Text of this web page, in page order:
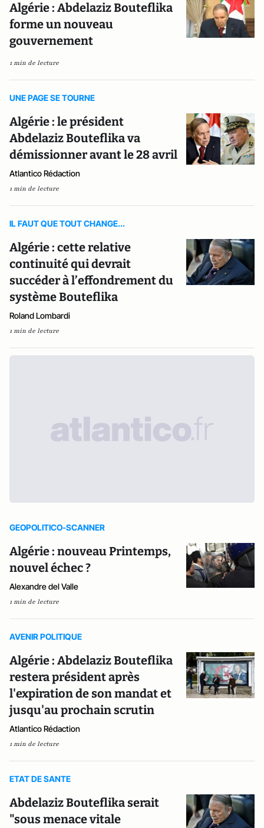
Algérie : Abdelaziz Bouteflika
forme un nouveau
gouvernement
1 min de lecture
UNE PAGE SE TOURNE
Algérie : le président
Abdelaziz Bouteflika va
démissionner avant le 28 avril
Atlantico Rédaction
1 min de lecture
IL FAUT QUE TOUT CHANGE...
Algérie : cette relative
continuité qui devrait
succéder à l’effondrement du
système Bouteflika
Roland Lombardi
1 min de lecture
GEOPOLITICO-SCANNER
Algérie : nouveau Printemps,
nouvel échec ?
Alexandre del Valle
1 min de lecture
AVENIR POLITIQUE
Algérie : Abdelaziz Bouteflika
restera président après
l'expiration de son mandat et
jusqu'au prochain scrutin
Atlantico Rédaction
1 min de lecture
ETAT DE SANTE
Abdelaziz Bouteflika serait
"sous menace vitale